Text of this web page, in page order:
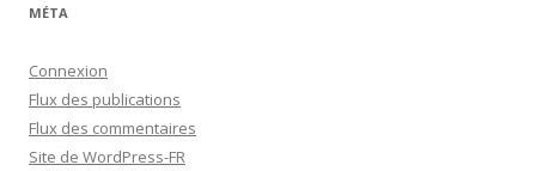
MÉTA
Connexion
Flux des publications
Flux des commentaires
Site de WordPress-FR